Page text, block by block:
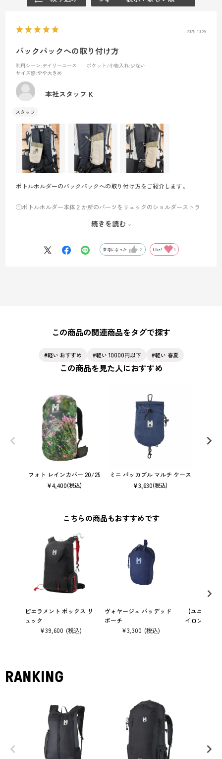
2025.10.29
バックパックへの取り付け方
利用シーン:デイリーユース ポケット/小物入れ:少ない
サイズ感:やや大きめ
本社スタッフ K
ボトルホルダーのバックパックへの取り付け方をご紹介します。
①ボトルホルダー本体２か所のパーツをリュックのショルダーストラ
②2か所のパーツを留めると固定されます。
上記方法でバックパックにしっかりと取り付けることができます。
続きを読む
参考になった 2 Like! 0
この商品の関連商品をタグで探す
軽い おすすめ 軽い 10000円以下 軽い 春夏
この商品を見た人におすすめ
フォト レインカバー 20/25
¥4,400(税込)
ミニ パッカブル マルチ ケース
¥3,630(税込)
こちらの商品もおすすめです
ピエラメント ボックス リ
ュック
¥39,600
ヴォヤージュ パッデッド
ポーチ
¥3,300
【ユニセッ
イロン パン
RANKING